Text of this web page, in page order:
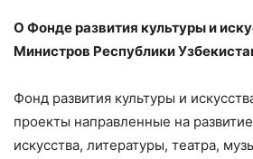
О Фонде развития культуры и
Министров Республики
Фонд развития культуры и
проекты направленные на
искусства, литературы, театра,